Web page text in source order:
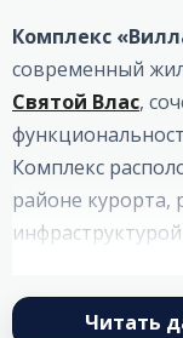
Комплекс
современный
Святой Влас,
Комплекс
районе курорта,
Villa AquaЧитать